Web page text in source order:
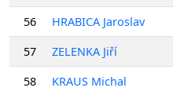
56
HRABICA Jaroslav
57
ZELENKA Jiří
58
KRAUS Michal